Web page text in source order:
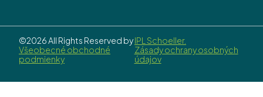
©2026 All Rights Reserved byIPL Schoeller.
Všeobecné obchodné
podmienky
Zásady ochrany osobných
údajov